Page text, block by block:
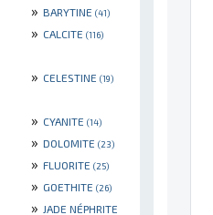
» BARYTINE (41)
» CALCITE (116)
» CELESTINE (19)
» CYANITE (14)
» DOLOMITE (23)
» FLUORITE (25)
» GOETHITE (26)
» JADE NÉPHRITE